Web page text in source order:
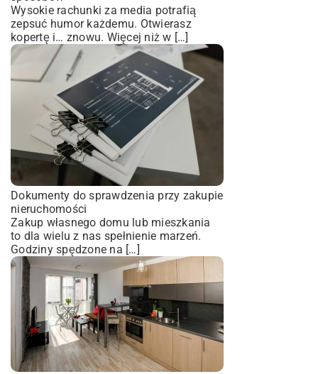
Wysokie rachunki za media potrafią
zepsuć humor każdemu. Otwierasz
kopertę i… znowu. Więcej niż w […]
Dokumenty do sprawdzenia przy zakupie
nieruchomości
Zakup własnego domu lub mieszkania
to dla wielu z nas spełnienie marzeń.
Godziny spędzone na […]